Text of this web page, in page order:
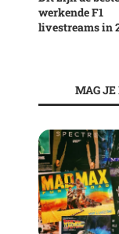
werkende F1
livestreams in
MAG